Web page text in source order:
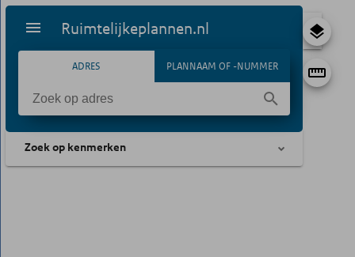
Ruimtelijkeplannen.nl
ADRES PLANNAAM OF -NUMMER
Zoek op kenmerken